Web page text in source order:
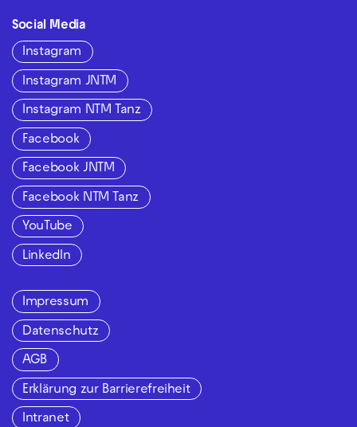
Social Media
Instagram
Instagram JNTM
Instagram NTM Tanz
Facebook
Facebook JNTM
Facebook NTM Tanz
YouTube
LinkedIn
Impressum
Datenschutz
AGB
Erklärung zur Barrierefreiheit
Intranet